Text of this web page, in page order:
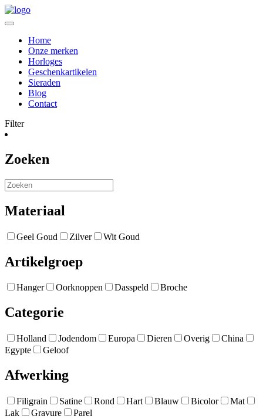
Home
Onze merken
Horloges
Geschenkartikelen
Sieraden
Blog
Contact
Filter
Zoeken
Materiaal
Geel Goud Zilver Wit Goud
Artikelgroep
Hanger Oorknoppen Dasspeld Broche
Categorie
Holland Jodendom Europa Dieren Overig
China
Egypte
Geloof
Afwerking
Filigrain Satine Rond Hart Blauw Bicolor
Mat
Lak
Gravure Parel